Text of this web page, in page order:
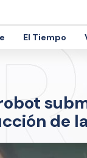
El Tiempo
de